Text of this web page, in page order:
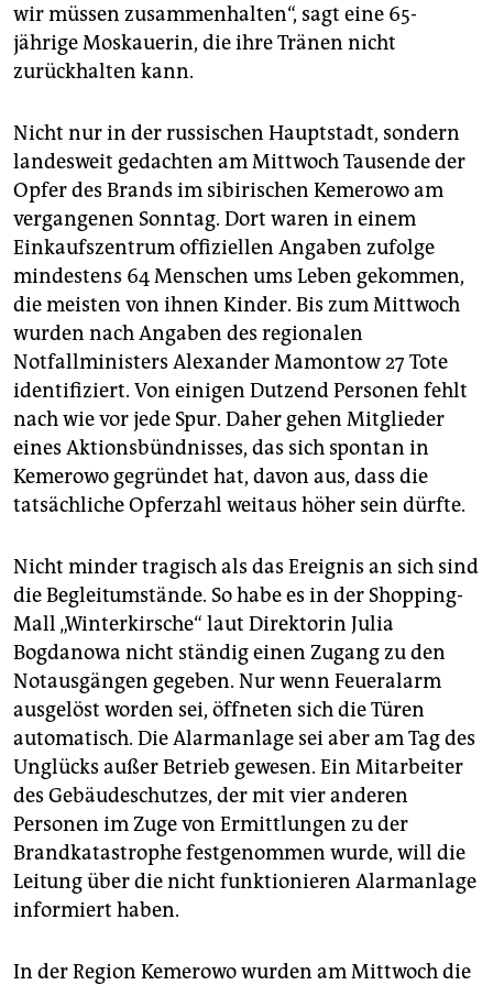
wir müssen zusammenhalten“, sagt eine 65-
jährige Moskauerin, die ihre Tränen nicht
zurückhalten kann.
Nicht nur in der russischen Hauptstadt, sondern
landesweit gedachten am Mittwoch Tausende der
Opfer des Brands im sibirischen Kemerowo am
vergangenen Sonntag. Dort waren in einem
Einkaufszentrum offiziellen Angaben zufolge
mindestens 64 Menschen ums Leben gekommen,
die meisten von ihnen Kinder. Bis zum Mittwoch
wurden nach Angaben des regionalen
Notfallministers Alexander Mamontow 27 Tote
identifiziert. Von einigen Dutzend Personen fehlt
nach wie vor jede Spur. Daher gehen Mitglieder
eines Aktionsbündnisses, das sich spontan in
Kemerowo gegründet hat, davon aus, dass die
tatsächliche Opferzahl weitaus höher sein dürfte.
Nicht minder tragisch als das Ereignis an sich sind
die Begleitumstände. So habe es in der Shopping-
Mall „Winterkirsche“ laut Direktorin Julia
Bogdanowa nicht ständig einen Zugang zu den
Notausgängen gegeben. Nur wenn Feueralarm
ausgelöst worden sei, öffneten sich die Türen
automatisch. Die Alarmanlage sei aber am Tag des
Unglücks außer Betrieb gewesen. Ein Mitarbeiter
des Gebäudeschutzes, der mit vier anderen
Personen im Zuge von Ermittlungen zu der
Brandkatastrophe festgenommen wurde, will die
Leitung über die nicht funktionieren Alarmanlage
informiert haben.
In der Region Kemerowo wurden am Mittwoch die